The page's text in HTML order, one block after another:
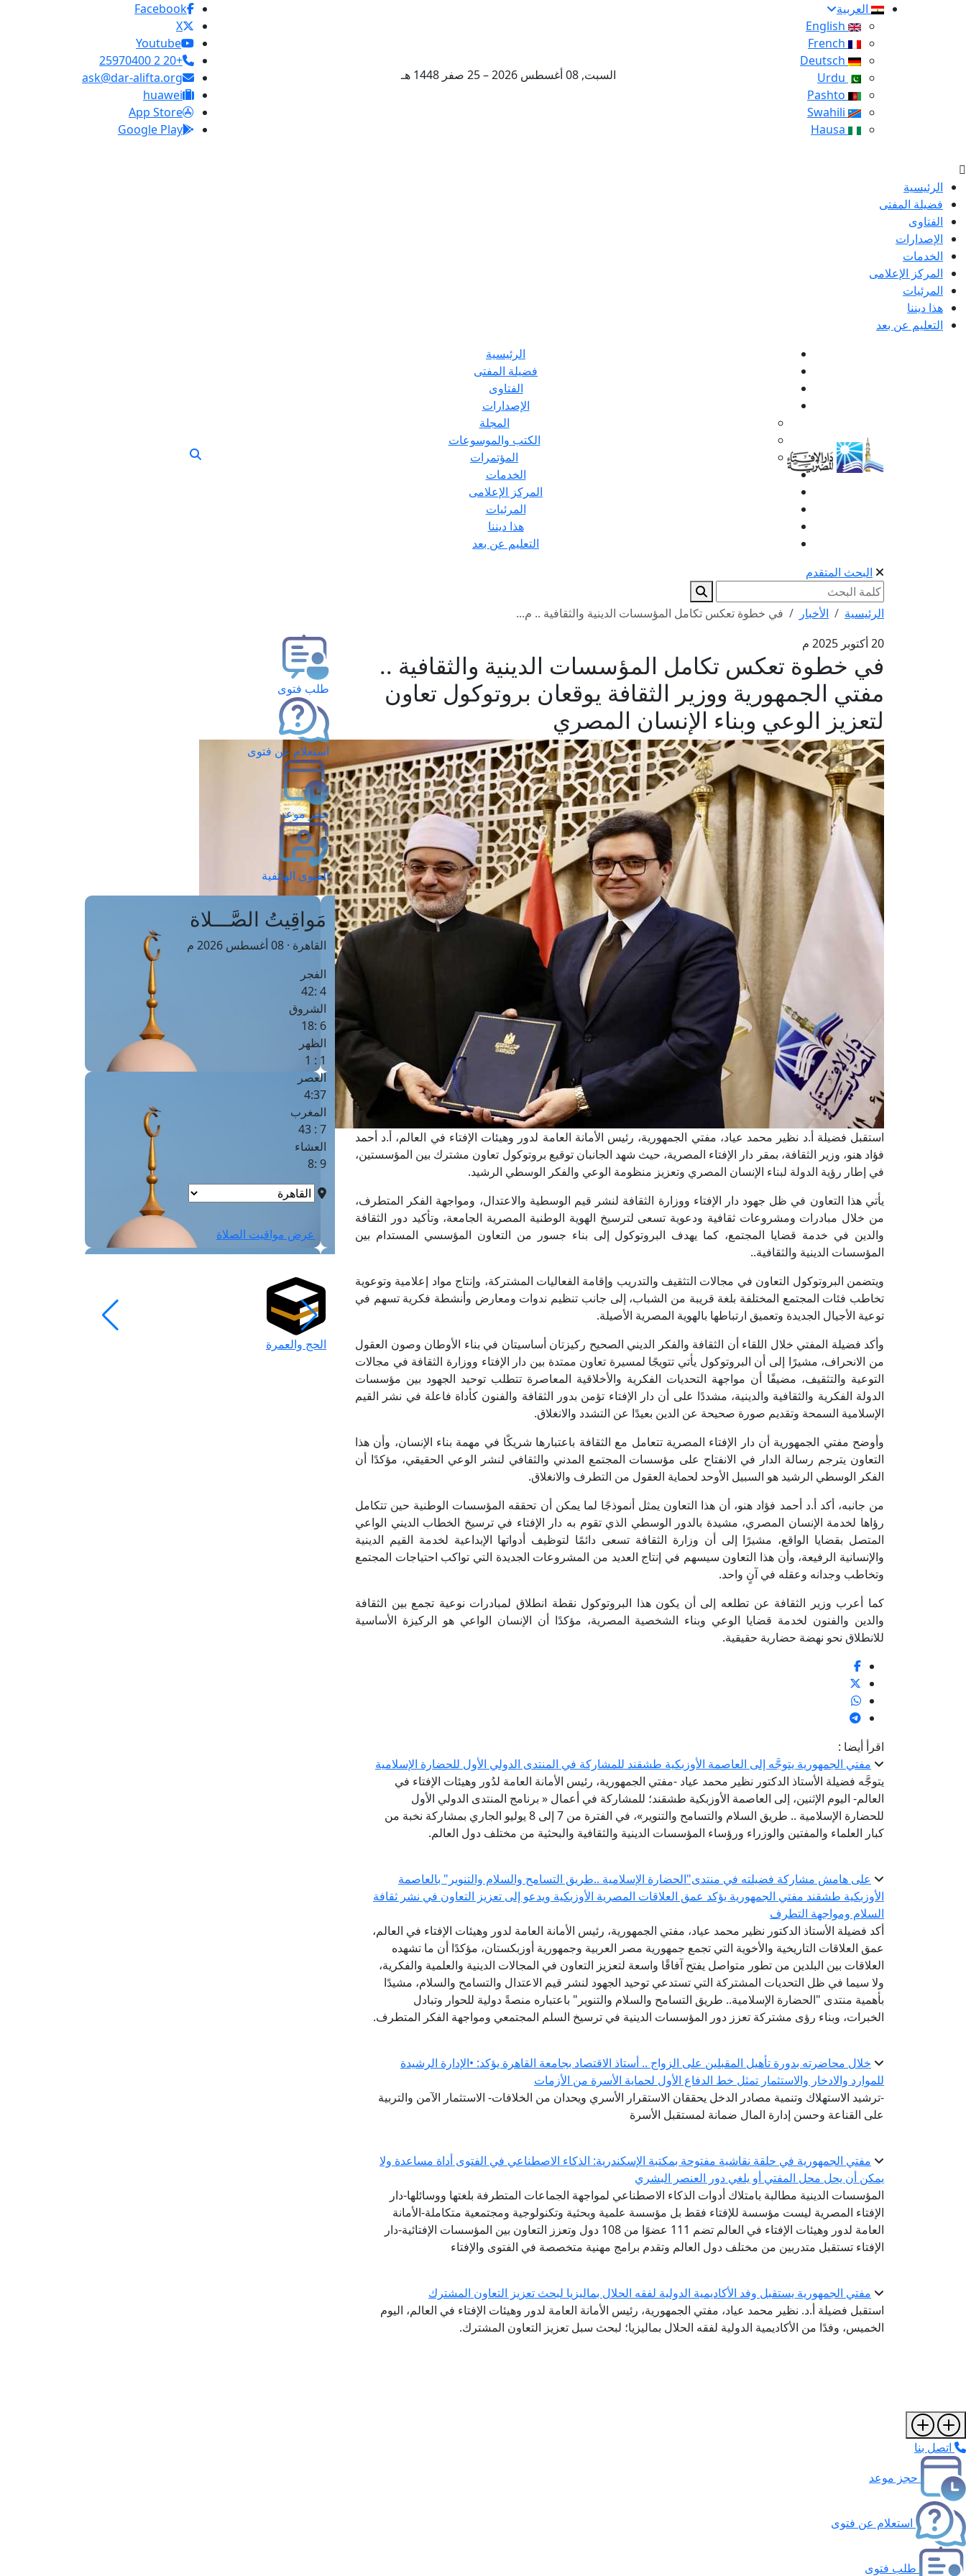
العربية
السبت, 08 أغسطس 2026 – 25 صفر 1448 هـ
Facebook
X
Youtube
+20 2 25970400
ask@dar-alifta.org
huawei
App Store
Google Play
الرئيسية
فضيلة المفتى
الفتاوى
الإصدارات
الخدمات
المركز الإعلامى
المرئيات
هذا ديننا
التعليم عن بعد
الرئيسية
فضيلة المفتى
الفتاوى
الإصدارات
المجلة
الكتب والموسوعات
المؤتمرات
الخدمات
المركز الإعلامى
المرئيات
هذا ديننا
التعليم عن بعد
البحث المتقدم
الرئيسية الأخبار
في خطوة تعكس تكامل المؤسسات الدينية والثقافية .. م...
20 أكتوبر 2025 م
في خطوة تعكس تكامل المؤسسات الدينية والثقافية ..
مفتي الجمهورية ووزير الثقافة يوقعان بروتوكول تعاون
لتعزيز الوعي وبناء الإنسان المصري
استقبل فضيلة أ.د نظير محمد عياد، مفتي الجمهورية، رئيس الأمانة العامة لدور وهيئات الإفتاء في العالم، أ.د أحمد
فؤاد هنو، وزير الثقافة، بمقر دار الإفتاء المصرية، حيث شهد الجانبان توقيع بروتوكول تعاون مشترك بين المؤسستين،
في إطار رؤية الدولة لبناء الإنسان المصري وتعزيز منظومة الوعي والفكر الوسطي الرشيد.
يأتي هذا التعاون في ظل جهود دار الإفتاء ووزارة الثقافة لنشر قيم الوسطية والاعتدال، ومواجهة الفكر المتطرف،
من خلال مبادرات ومشروعات ثقافية ودعوية تسعى لترسيخ الهوية الوطنية المصرية الجامعة، وتأكيد دور الثقافة
والدين في خدمة قضايا المجتمع، كما يهدف البروتوكول إلى بناء جسور من التعاون المؤسسي المستدام بين
المؤسسات الدينية والثقافية..
ويتضمن البروتوكول التعاون في مجالات التثقيف والتدريب وإقامة الفعاليات المشتركة، وإنتاج مواد إعلامية وتوعوية
تخاطب فئات المجتمع المختلفة بلغة قريبة من الشباب، إلى جانب تنظيم ندوات ومعارض وأنشطة فكرية تسهم في
توعية الأجيال الجديدة وتعميق ارتباطها بالهوية المصرية الأصيلة.
وأكد فضيلة المفتي خلال اللقاء أن الثقافة والفكر الديني الصحيح ركيزتان أساسيتان في بناء الأوطان وصون العقول
من الانحراف، مشيرًا إلى أن البروتوكول يأتي تتويجًا لمسيرة تعاون ممتدة بين دار الإفتاء ووزارة الثقافة في مجالات
التوعية والتثقيف، مضيفًا أن مواجهة التحديات الفكرية والأخلاقية المعاصرة تتطلب توحيد الجهود بين مؤسسات
الدولة الفكرية والثقافية والدينية، مشددًا على أن دار الإفتاء تؤمن بدور الثقافة والفنون كأداة فاعلة في نشر القيم
الإسلامية السمحة وتقديم صورة صحيحة عن الدين بعيدًا عن التشدد والانغلاق.
وأوضح مفتي الجمهورية أن دار الإفتاء المصرية تتعامل مع الثقافة باعتبارها شريكًا في مهمة بناء الإنسان، وأن هذا
التعاون يترجم رسالة الدار في الانفتاح على مؤسسات المجتمع المدني والثقافي لنشر الوعي الحقيقي، مؤكدًا أن
الفكر الوسطي الرشيد هو السبيل الأوحد لحماية العقول من التطرف والانغلاق.
من جانبه، أكد أ.د أحمد فؤاد هنو، أن هذا التعاون يمثل أنموذجًا لما يمكن أن تحققه المؤسسات الوطنية حين تتكامل
رؤاها لخدمة الإنسان المصري، مشيدة بالدور الوسطي الذي تقوم به دار الإفتاء في ترسيخ الخطاب الديني الواعي
المتصل بقضايا الواقع، مشيرًا إلى أن وزارة الثقافة تسعى دائمًا لتوظيف أدواتها الإبداعية لخدمة القيم الدينية
والإنسانية الرفيعة، وأن هذا التعاون سيسهم في إنتاج العديد من المشروعات الجديدة التي تواكب احتياجات المجتمع
وتخاطب وجدانه وعقله في آنٍ واحد.
كما أعرب وزير الثقافة عن تطلعه إلى أن يكون هذا البروتوكول نقطة انطلاق لمبادرات نوعية تجمع بين الثقافة
والدين والفنون لخدمة قضايا الوعي وبناء الشخصية المصرية، مؤكدًا أن الإنسان الواعي هو الركيزة الأساسية
للانطلاق نحو نهضة حضارية حقيقية.
اقرأ أيضا :
مفتي الجمهورية يتوجَّه إلى العاصمة الأوزبكية طشقند للمشاركة في المنتدى الدولي الأول للحضارة الإسلامية
يتوجَّه فضيلة الأستاذ الدكتور نظير محمد عياد -مفتي الجمهورية، رئيس الأمانة العامة لدُور وهيئات الإفتاء في
العالم- اليوم الإثنين، إلى العاصمة الأوزبكية طشقند؛ للمشاركة في أعمال « برنامج المنتدى الدولي الأول
للحضارة الإسلامية .. طريق السلام والتسامح والتنوير»، في الفترة من 7 إلى 8 يوليو الجاري بمشاركة نخبة من
كبار العلماء والمفتين والوزراء ورؤساء المؤسسات الدينية والثقافية والبحثية من مختلف دول العالم.
على هامش مشاركة فضيلته في منتدى"الحضارة الإسلامية ..طريق التسامح والسلام والتنوير" بالعاصمة
الأوزبكية طشقند مفتي الجمهورية يؤكد عمق العلاقات المصرية الأوزبكية ويدعو إلى تعزيز التعاون في نشر ثقافة
السلام ومواجهة التطرف
أكد فضيلة الأستاذ الدكتور نظير محمد عياد، مفتي الجمهورية، رئيس الأمانة العامة لدور وهيئات الإفتاء في العالم،
عمق العلاقات التاريخية والأخوية التي تجمع جمهورية مصر العربية وجمهورية أوزبكستان، مؤكدًا أن ما تشهده
العلاقات بين البلدين من تطور متواصل يفتح آفاقًا واسعة لتعزيز التعاون في المجالات الدينية والعلمية والفكرية،
ولا سيما في ظل التحديات المشتركة التي تستدعي توحيد الجهود لنشر قيم الاعتدال والتسامح والسلام، مشيدًا
بأهمية منتدى "الحضارة الإسلامية.. طريق التسامح والسلام والتنوير" باعتباره منصةً دولية للحوار وتبادل
الخبرات، وبناء رؤى مشتركة تعزز دور المؤسسات الدينية في ترسيخ السلم المجتمعي ومواجهة الفكر المتطرف.
خلال محاضرته بدورة تأهيل المقبلين على الزواج .. أستاذ الاقتصاد بجامعة القاهرة يؤكد: •الإدارة الرشيدة
للموارد والادخار والاستثمار تمثل خط الدفاع الأول لحماية الأسرة من الأزمات
-ترشيد الاستهلاك وتنمية مصادر الدخل يحققان الاستقرار الأسري ويحدان من الخلافات- الاستثمار الآمن والتربية
على القناعة وحسن إدارة المال ضمانة لمستقبل الأسرة
مفتي الجمهورية في حلقة نقاشية مفتوحة بمكتبة الإسكندرية: الذكاء الاصطناعي في الفتوى أداة مساعدة ولا
يمكن أن يحل محل المفتي أو يلغي دور العنصر البشري
المؤسسات الدينية مطالبة بامتلاك أدوات الذكاء الاصطناعي لمواجهة الجماعات المتطرفة بلغتها ووسائلها-دار
الإفتاء المصرية ليست مؤسسة للإفتاء فقط بل مؤسسة علمية وبحثية وتكنولوجية ومجتمعية متكاملة-الأمانة
العامة لدور وهيئات الإفتاء في العالم تضم 111 عضوًا من 108 دول وتعزز التعاون بين المؤسسات الإفتائية-دار
الإفتاء تستقبل متدربين من مختلف دول العالم وتقدم برامج مهنية متخصصة في الفتوى والإفتاء
مفتي الجمهورية يستقبل وفد الأكاديمية الدولية لفقه الحلال بماليزيا لبحث تعزيز التعاون المشترك
استقبل فضيلة أ.د. نظير محمد عياد، مفتي الجمهورية، رئيس الأمانة العامة لدور وهيئات الإفتاء في العالم، اليوم
الخميس، وفدًا من الأكاديمية الدولية لفقه الحلال بماليزيا؛ لبحث سبل تعزيز التعاون المشترك.
طلب فتوى
استعلام عن فتوى
حجز موعد
الفتوى الهاتفية
مَواقِيتُ الصَّـــلاة
القاهرة · 08 أغسطس 2026 م
الفجر
4 :42
الشروق
6 :18
الظهر
1 : 1
العصر
4:37
المغرب
7 : 43
العشاء
9 :8
عرض مواقيت الصلاة
الحج والعمرة
اتصل بنا
حجز موعد
استعلام عن فتوى
طلب فتوى